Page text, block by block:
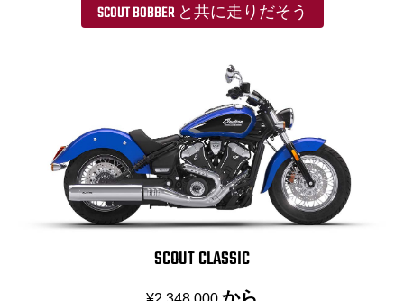
SCOUT BOBBER と共に走りだそう
SCOUT CLASSIC
から